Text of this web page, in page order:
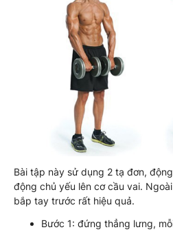
Bài tập này sử dụng 2 tạ đơn,
động chủ yếu lên cơ cầu vai.
bắp tay trước rất hiệu quả.
Bước 1: đứng thẳng lưng,